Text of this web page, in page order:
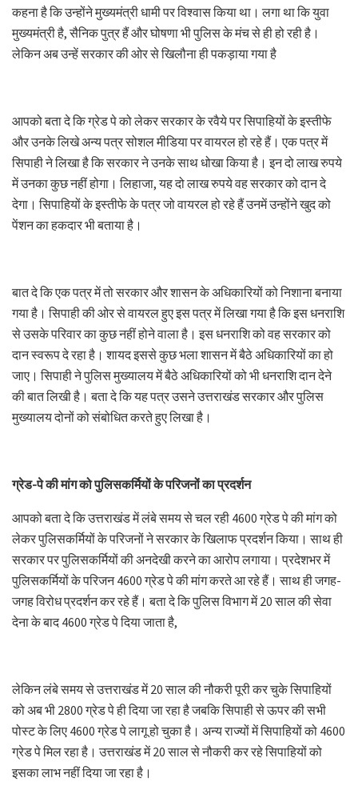
कहना है कि उन्होंने मुख्यमंत्री धामी पर विश्वास किया था। लगा था कि युवा
मुख्यमंत्री है, सैनिक पुत्र हैं और घोषणा भी पुलिस के मंच से ही हो रही है।
लेकिन अब उन्हें सरकार की ओर से खिलौना ही पकड़ाया गया है
आपको बता दे कि ग्रेड पे को लेकर सरकार के रवैये पर सिपाहियों के इस्तीफे
और उनके लिखे अन्य पत्र सोशल मीडिया पर वायरल हो रहे हैं। एक पत्र में
सिपाही ने लिखा है कि सरकार ने उनके साथ धोखा किया है। इन दो लाख रुपये
में उनका कुछ नहीं होगा। लिहाजा, यह दो लाख रुपये वह सरकार को दान दे
देगा। सिपाहियों के इस्तीफे के पत्र जो वायरल हो रहे हैं उनमें उन्होंने खुद को
पेंशन का हकदार भी बताया है।
बात दे कि एक पत्र में तो सरकार और शासन के अधिकारियों को निशाना बनाया
गया है। सिपाही की ओर से वायरल हुए इस पत्र में लिखा गया है कि इस धनराशि
से उसके परिवार का कुछ नहीं होने वाला है। इस धनराशि को वह सरकार को
दान स्वरूप दे रहा है। शायद इससे कुछ भला शासन में बैठे अधिकारियों का हो
जाए। सिपाही ने पुलिस मुख्यालय में बैठे अधिकारियों को भी धनराशि दान देने
की बात लिखी है। बता दे कि यह पत्र उसने उत्तराखंड सरकार और पुलिस
मुख्यालय दोनों को संबोधित करते हुए लिखा है।
ग्रेड-पे की मांग को पुलिसकर्मियों के परिजनों का प्रदर्शन
आपको बता दे कि उत्तराखंड में लंबे समय से चल रही 4600 ग्रेड पे की मांग को
लेकर पुलिसकर्मियों के परिजनों ने सरकार के खिलाफ प्रदर्शन किया। साथ ही
सरकार पर पुलिसकर्मियों की अनदेखी करने का आरोप लगाया। प्रदेशभर में
पुलिसकर्मियों के परिजन 4600 ग्रेड पे की मांग करते आ रहे हैं। साथ ही जगह-
जगह विरोध प्रदर्शन कर रहे हैं। बता दे कि पुलिस विभाग में 20 साल की सेवा
देना के बाद 4600 ग्रेड पे दिया जाता है,
लेकिन लंबे समय से उत्तराखंड में 20 साल की नौकरी पूरी कर चुके सिपाहियों
को अब भी 2800 ग्रेड पे ही दिया जा रहा है जबकि सिपाही से ऊपर की सभी
पोस्ट के लिए 4600 ग्रेड पे लागू हो चुका है। अन्य राज्यों में सिपाहियों को 4600
ग्रेड पे मिल रहा है। उत्तराखंड में 20 साल से नौकरी कर रहे सिपाहियों को
इसका लाभ नहीं दिया जा रहा है।